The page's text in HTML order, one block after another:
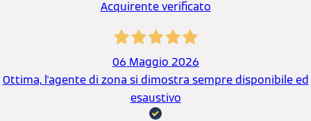
Acquirente verificato
06 Maggio 2026
Ottima, l'agente di zona si dimostra sempre disponibile ed
esaustivo